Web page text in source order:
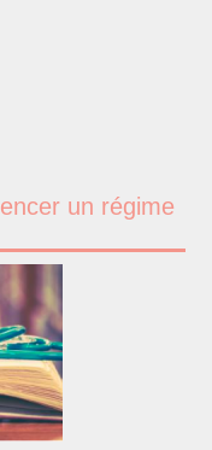
un régime